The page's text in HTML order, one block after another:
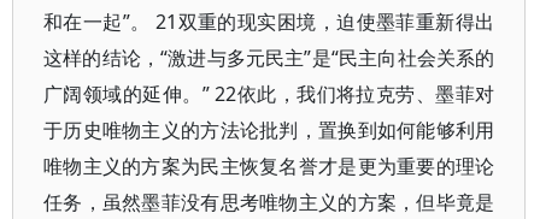
和在一起”。 21双重的现实困境，迫使墨菲重新得出
这样的结论，“激进与多元民主”是“民主向社会关系的
广阔领域的延伸。” 22依此，我们将拉克劳、墨菲对
于历史唯物主义的方法论批判，置换到如何能够利用
唯物主义的方案为民主恢复名誉才是更为重要的理论
任务，虽然墨菲没有思考唯物主义的方案，但毕竟是